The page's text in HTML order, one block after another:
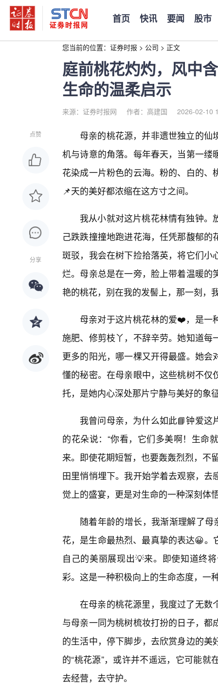
首页 快讯 要闻 股市
您当前的位置： 证券时报 > 公司 > 正文
庭前桃花灼灼，风中
生命的温柔启示
来源：证券时报网 作者：高建国 2026-02-10
点赞
分享
母亲的桃花源，并非遗世独立的
机与诗意的角落。每年春天，当第一
花染成一片粉色的云海。粉的、白的
📌天的美好都浓缩在这方寸之间。
我从小就对这片桃花林情有独钟
己跌跌撞撞地跑进花海，任凭那馥郁
斑驳，我会在树下捡拾落英，将它们
烂。母亲总是在一旁，脸上带着温暖
艳的桃花，别在我的发髻上，那一刻，
母亲对于这片桃花林的爱❤️，是一
施肥、修剪枝丫，不辞辛劳。她知道
更多的阳光，哪一棵又开得最盛。她
懂的秘密。在母亲眼中，这些桃树不
托，是她内心深处那片宁静与美好的象
我曾问母亲，为什么如此📘钟爱
的花朵说：“你看，它们多美啊！生命
来。即使花期短暂，也要轰轰烈烈，不
田里悄悄埋下。我开始学着去观察，
觉上的盛宴，更是对生命的一种深刻体
随着年龄的增长，我渐渐理解了母
花，是生命最热烈、最真挚的表达😀
自己的美丽展现出💡来。即使知道终
彩。这是一种积极向上的生命态度，一
在母亲的桃花源里，我度过了无数
与母亲一同为桃树梳妆打扮的日子，
的生活中，停下脚步，去欣赏身边的
的“桃花源”，或许并不遥远，它可能
去经营，去守护。